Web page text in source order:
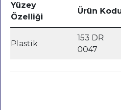
Yüzey
Özelliği
Ürün
Plastik
153 DR
0047